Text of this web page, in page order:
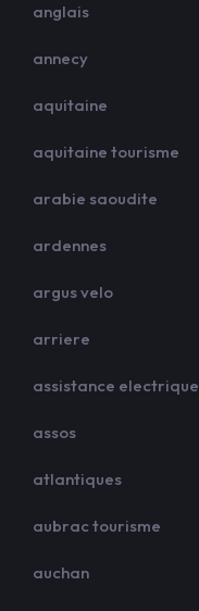
anglais
annecy
aquitaine
aquitaine tourisme
arabie saoudite
ardennes
argus velo
arriere
assistance electrique
assos
atlantiques
aubrac tourisme
auchan